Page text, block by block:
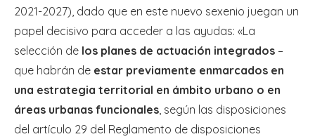
2021-2027), dado que en este nuevo sexenio juegan un
papel decisivo para acceder a las ayudas: «La
selección de los planes de actuación integrados –
que habrán de estar previamente enmarcados en
una estrategia territorial en ámbito urbano o en
áreas urbanas funcionales, según las disposiciones
del artículo 29 del Reglamento de disposiciones